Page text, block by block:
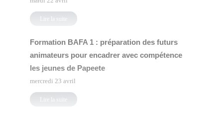
Lire la suite
Formation BAFA 1 : préparation des futurs
animateurs pour encadrer avec compétence
les jeunes de Papeete
mercredi 23 avril
Lire la suite